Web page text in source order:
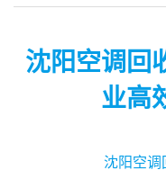
沈阳空调回
业高
沈阳空